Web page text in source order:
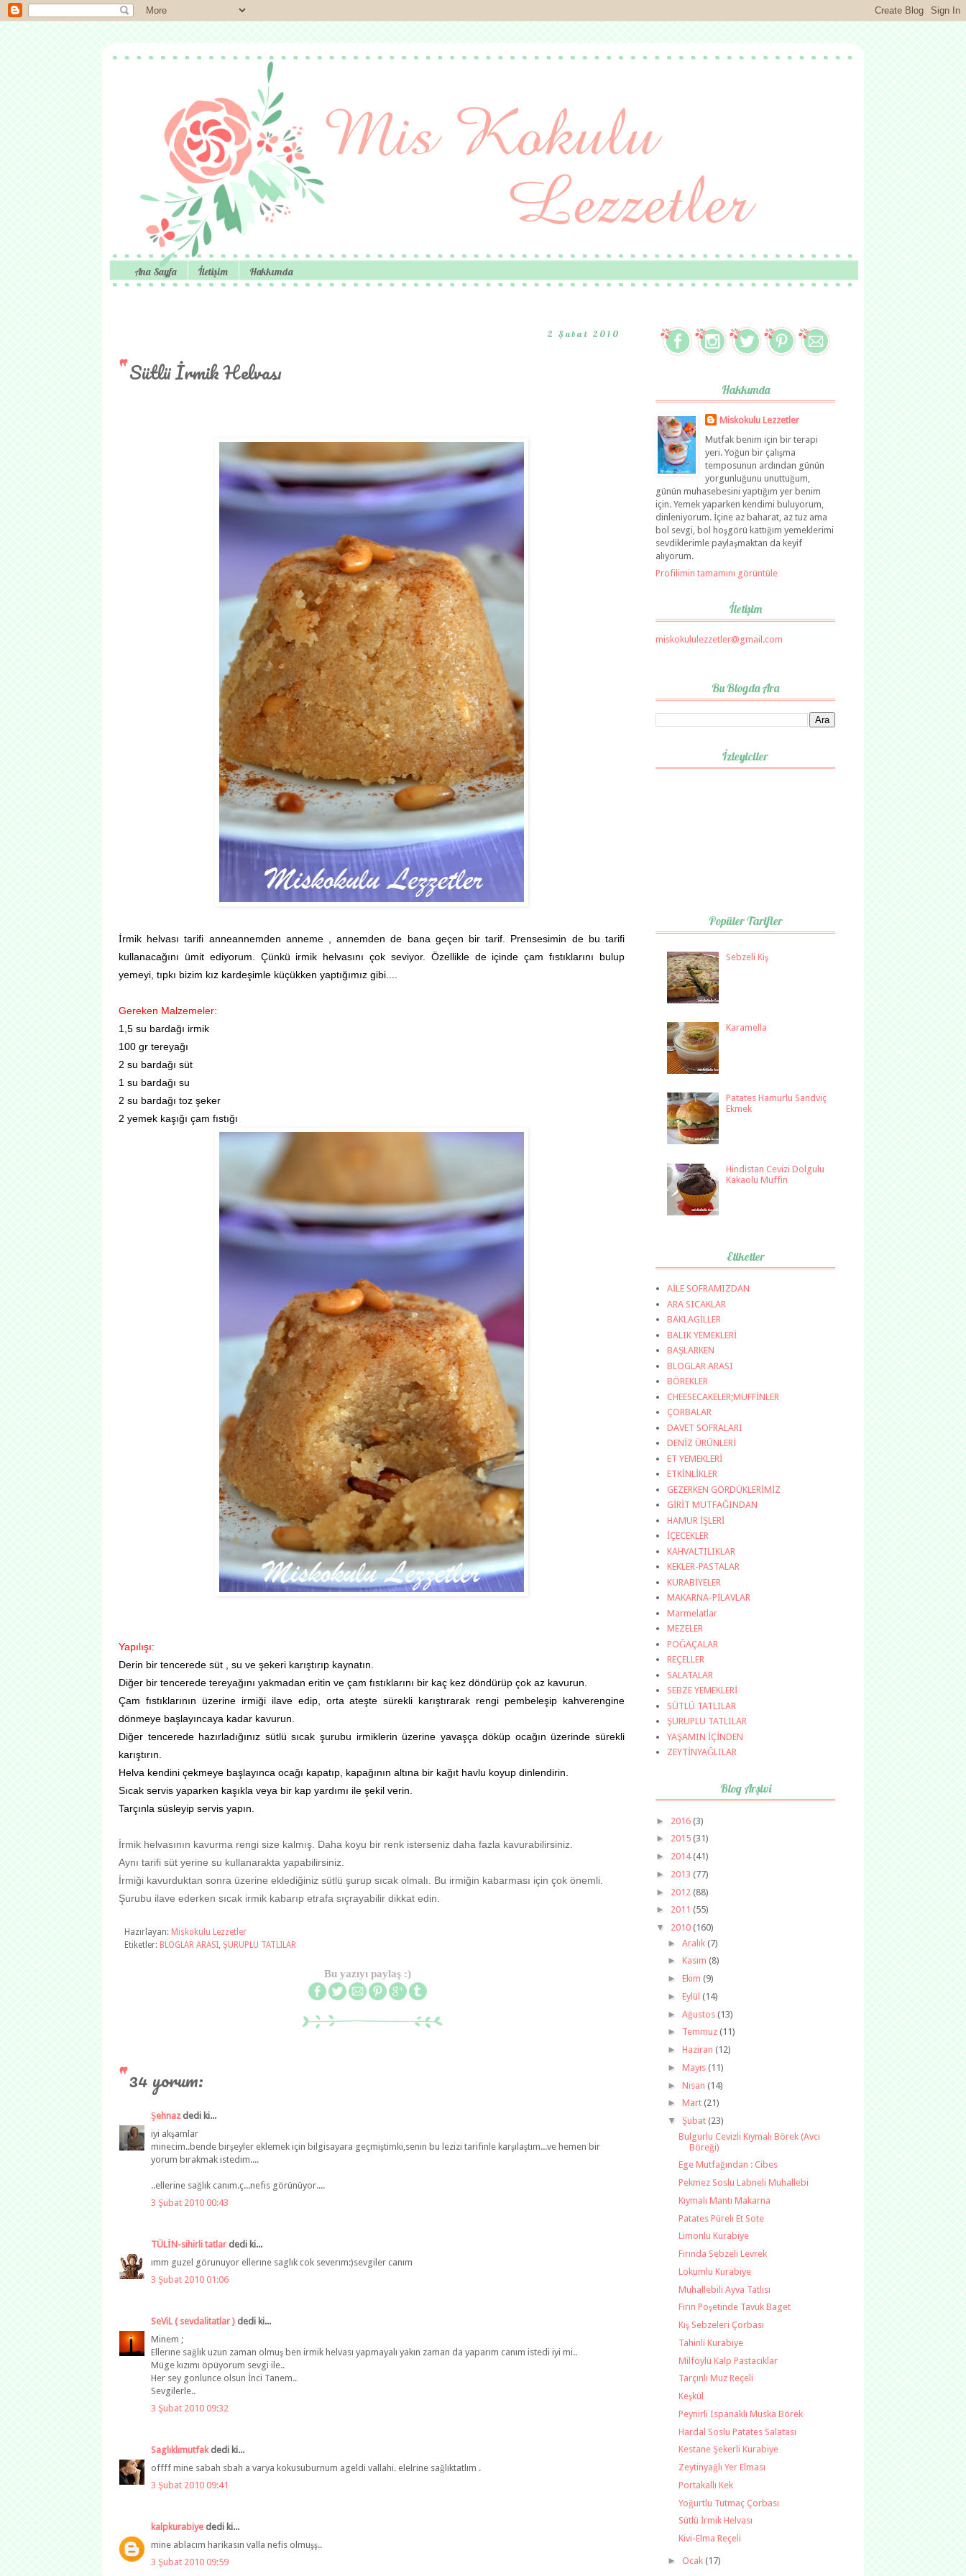
Ana Sayfa İletişim Hakkımda
2 Şubat 2010
Sütlü İrmik Helvası
İrmik helvası tarifi anneannemden anneme , annemden de bana geçen bir tarif. Prensesimin de bu tarifi
kullanacağını ümit ediyorum. Çünkü irmik helvasını çok seviyor. Özellikle de içinde çam fıstıklarını bulup
yemeyi, tıpkı bizim kız kardeşimle küçükken yaptığımız gibi....
Gereken Malzemeler:
1,5 su bardağı irmik
100 gr tereyağı
2 su bardağı süt
1 su bardağı su
2 su bardağı toz şeker
2 yemek kaşığı çam fıstığı
Yapılışı:
Derin bir tencerede süt , su ve şekeri karıştırıp kaynatın.
Diğer bir tencerede tereyağını yakmadan eritin ve çam fıstıklarını bir kaç kez döndürüp çok az kavurun.
Çam fıstıklarının üzerine irmiği ilave edip, orta ateşte sürekli karıştırarak rengi pembeleşip kahverengine
dönmeye başlayıncaya kadar kavurun.
Diğer tencerede hazırladığınız sütlü sıcak şurubu irmiklerin üzerine yavaşça döküp ocağın üzerinde sürekli
karıştırın.
Helva kendini çekmeye başlayınca ocağı kapatıp, kapağının altına bir kağıt havlu koyup dinlendirin.
Sıcak servis yaparken kaşıkla veya bir kap yardımı ile şekil verin.
Tarçınla süsleyip servis yapın.
İrmik helvasının kavurma rengi size kalmış. Daha koyu bir renk isterseniz daha fazla kavurabilirsiniz.
Aynı tarifi süt yerine su kullanarakta yapabilirsiniz.
İrmiği kavurduktan sonra üzerine eklediğiniz sütlü şurup sıcak olmalı. Bu irmiğin kabarması için çok önemli.
Şurubu ilave ederken sıcak irmik kabarıp etrafa sıçrayabilir dikkat edin.
Hazırlayan: Miskokulu Lezzetler
Etiketler: BLOGLAR ARASI, ŞURUPLU TATLILAR
Bu yazıyı paylaş :)
34 yorum:
Şehnaz dedi ki...
iyi akşamlar
minecim..bende birşeyler eklemek için bilgisayara geçmiştimki,senin bu lezizi tarifinle karşılaştım...ve hemen bir
yorum bırakmak istedim....
..ellerine sağlık canım.ç...nefis görünüyor....
3 Şubat 2010 00:43
TÜLİN-sihirli tatlar dedi ki...
ımm guzel görunuyor ellerıne saglık cok severım:)sevgiler canım
3 Şubat 2010 01:06
SeViL ( sevdalitatlar ) dedi ki...
Minem ;
Ellerıne sağlık uzun zaman olmuş ben irmik helvası yapmayalı yakın zaman da yaparım canım istedi iyi mi..
Müge kızımı öpüyorum sevgi ile..
Her sey gonlunce olsun İnci Tanem..
Sevgilerle..
3 Şubat 2010 09:32
Saglıklımutfakdedi ki...
offff mine sabah sbah a varya kokusuburnum ageldi vallahi. elelrine sağlıktatlım .
3 Şubat 2010 09:41
kalpkurabiye dedi ki...
mine ablacım harikasın valla nefis olmuşş..
3 Şubat 2010 09:59
Hakkımda
Miskokulu Lezzetler
Mutfak benim için bir terapi
yeri. Yoğun bir çalışma
temposunun ardından günün
yorgunluğunu unuttuğum,
günün muhasebesini yaptığım yer benim
için. Yemek yaparken kendimi buluyorum,
dinleniyorum. İçine az baharat, az tuz ama
bol sevgi, bol hoşgörü kattığım yemeklerimi
sevdiklerimle paylaşmaktan da keyif
alıyorum.
Profilimin tamamını görüntüle
İletişim
miskokululezzetler@gmail.com
Bu Blogda Ara
İzleyiciler
Popüler Tarifler
Sebzeli Kiş
Karamella
Patates Hamurlu Sandviç
Ekmek
Hindistan Cevizi Dolgulu
Kakaolu Muffin
Etiketler
AİLE SOFRAMIZDAN
ARA SICAKLAR
BAKLAGİLLER
BALIK YEMEKLERİ
BAŞLARKEN
BLOGLAR ARASI
BÖREKLER
CHEESECAKELER;MUFFİNLER
ÇORBALAR
DAVET SOFRALARI
DENİZ ÜRÜNLERİ
ET YEMEKLERİ
ETKİNLİKLER
GEZERKEN GÖRDÜKLERİMİZ
GİRİT MUTFAĞINDAN
HAMUR İŞLERİ
İÇECEKLER
KAHVALTILIKLAR
KEKLER-PASTALAR
KURABİYELER
MAKARNA-PİLAVLAR
Marmelatlar
MEZELER
POĞAÇALAR
REÇELLER
SALATALAR
SEBZE YEMEKLERİ
SÜTLÜ TATLILAR
ŞURUPLU TATLILAR
YAŞAMIN İÇİNDEN
ZEYTİNYAĞLILAR
Blog Arşivi
► 2016 (3)
► 2015 (31)
► 2014(41)
► 2013 (77)
► 2012 (88)
► 2011 (55)
▼ 2010 (160)
► Aralık (7)
► Kasım (8)
► Ekim (9)
► Eylül (14)
► Ağustos (13)
► Temmuz (11)
► Haziran (12)
► Mayıs (11)
► Nisan (14)
► Mart (21)
▼ Şubat (23)
Bulgurlu Cevizli Kıymalı Börek (Avcı
Böreği)
Ege Mutfağından : Cibes
Pekmez Soslu Labneli Muhallebi
Kıymalı Mantı Makarna
Patates Püreli Et Sote
Limonlu Kurabiye
Fırında Sebzeli Levrek
Lokumlu Kurabiye
Muhallebili Ayva Tatlısı
Fırın Poşetinde Tavuk Baget
Kış Sebzeleri Çorbası
Tahinli Kurabiye
Milföylü Kalp Pastacıklar
Tarçınlı Muz Reçeli
Keşkül
Peynirli Ispanaklı Muska Börek
Hardal Soslu Patates Salatası
Kestane Şekerli Kurabiye
Zeytinyağlı Yer Elması
Portakallı Kek
Yoğurtlu Tutmaç Çorbası
Sütlü İrmik Helvası
Kivi-Elma Reçeli
► Ocak (17)